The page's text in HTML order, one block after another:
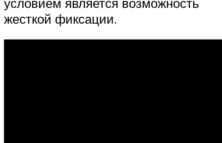
жесткой фиксации.